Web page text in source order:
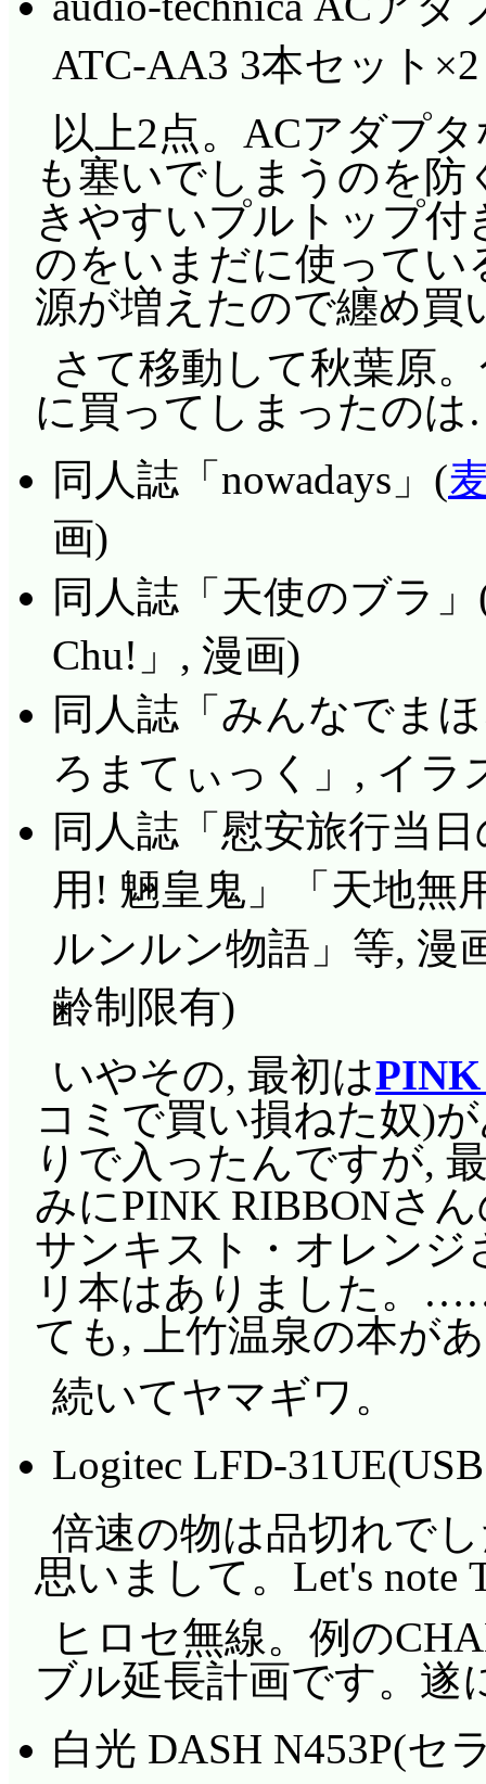
ATC-AA3 3本セット×2
以上2点。ACアダプ
も塞いでしまうのを
きやすいプルトップ
のをいまだに使ってい
源が増えたので纏め買
さて移動して秋葉原
に買ってしまったの
同人誌「nowadays」(
画)
同人誌「天使のブラ
Chu!」, 漫画)
同人誌「みんなでま
ろまてぃっく」, イラ
同人誌「慰安旅行当
用! 魎皇鬼」「天地無
ルンルン物語」等, 漫
齢制限有)
いやその, 最初は
コミで買い損ねた奴)
りで入ったんですが,
みにPINK RIBBONさ
サンキスト・オレン
リ本はありました。
ても, 上竹温泉の本が
続いてヤマギワ。
Logitec LFD-
倍速の物は品切れで
思いまして。Let's note
ヒロセ無線。例の
ブル延長計画です。遂
白光 DASH N453P(セ